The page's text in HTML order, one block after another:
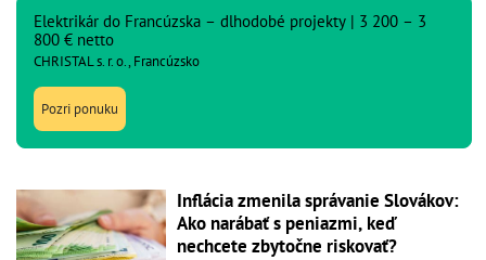
Elektrikár do Francúzska – dlhodobé projekty | 3 200 – 3
800 € netto
CHRISTAL s. r. o., Francúzsko
Pozri ponuku
Inflácia zmenila správanie Slovákov:
Ako narábať s peniazmi, keď
nechcete zbytočne riskovať?